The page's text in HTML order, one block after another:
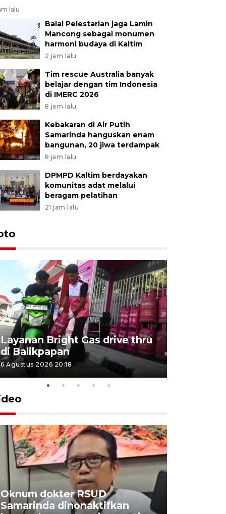
lalu
Balai Pelestarian jaga Lamin
Mancong sebagai monumen
harmoni budaya di Kaltim
2 jam lalu
Tim rescue Australia banyak
belajar dengan tim Indonesia
di IMERC 2026
8 jam lalu
Kebakaran di Air Putih
Samarinda hanguskan enam
bangunan, 20 jiwa terdampak
8 jam lalu
DPMPD Kaltim berdayakan
komunitas adat melalui
beragam pelatihan
21 jam lalu
Layanan Bright Gas drive thru
di Balikpapan
6 Agustus 2026 20:18
Oknum dokter RSUD
Samarinda dinonaktifkan